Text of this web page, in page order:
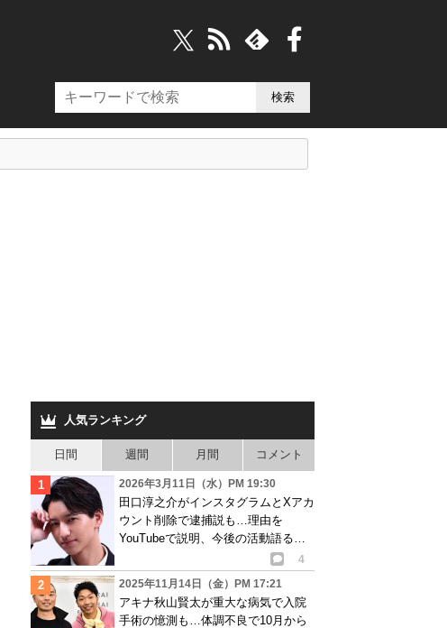
人気ランキング
日間 週間 月間 コメント
2026年3月11日（水）PM 19:30
田口淳之介がインスタグラムとXアカ
ウント削除で逮捕説も…理由を
YouTubeで説明、今後の活動語るも
4
2025年11月14日（金）PM 17:21
アキナ秋山賢太が重大な病気で入院
手術の憶測も…体調不良で10月から